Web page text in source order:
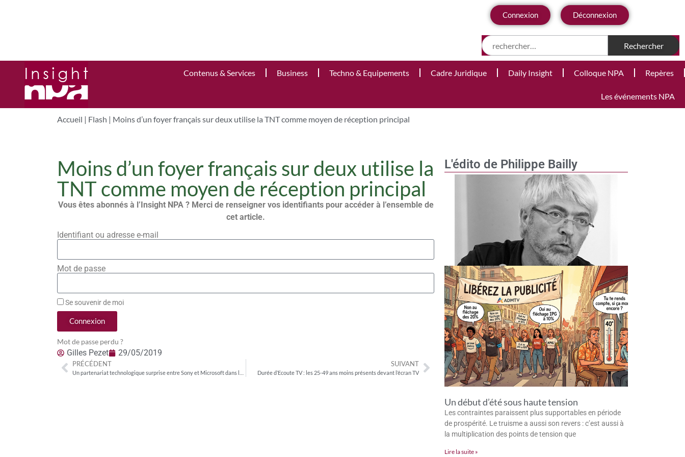
Connexion Déconnexion
Contenus & Services Business Techno & Equipements Cadre Juridique Daily Insight Colloque NPA Repères
Les événements NPA
Accueil | Flash | Moins d’un foyer français sur deux utilise la TNT comme moyen de réception principal
L'édito de Philippe Bailly
Un début d’été sous haute tension
Les contraintes paraissent plus supportables en période
de prospérité. Le truisme a aussi son revers : c’est aussi à
la multiplication des points de tension que
Lire la suite »
Moins d’un foyer français sur deux utilise la
TNT comme moyen de réception principal
Vous êtes abonnés à l’Insight NPA ? Merci de renseigner vos identifiants pour accéder à l’ensemble de
cet article.
Identifiant ou adresse e-mail
Mot de passe
Se souvenir de moi
Connexion
Mot de passe perdu ?
Gilles Pezet 29/05/2019
PRÉCÉDENT SUIVANT
Durée d’Ecoute TV : les 25-49 ans moins présents devant l’écran TV